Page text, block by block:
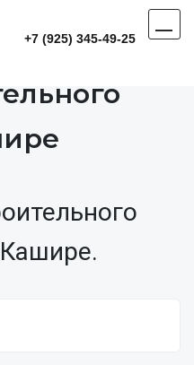
+7 (925) 345-49-25